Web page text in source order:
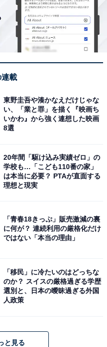
まむら、ポケモンとのコラボ
的に可愛い」「タマちゃんが
載
東野圭吾や湊かなえだけじゃな
い、「業と罪」を描く『映画ち
いかわ』から強く連想した映画
8選
20年間「駆け込み実績ゼロ」の
学校も…「こども110番の家」
は本当に必要？ PTAが直面する
理想と現実
「青春18きっぷ」販売激減の裏
に何が？ 連続利用の厳格化だけ
ではない「本当の理由」
「移民」に冷たいのはどっちな
のか？ スイスの厳格過ぎる学歴
選別と、日本の曖昧過ぎる外国
人政策
と見る